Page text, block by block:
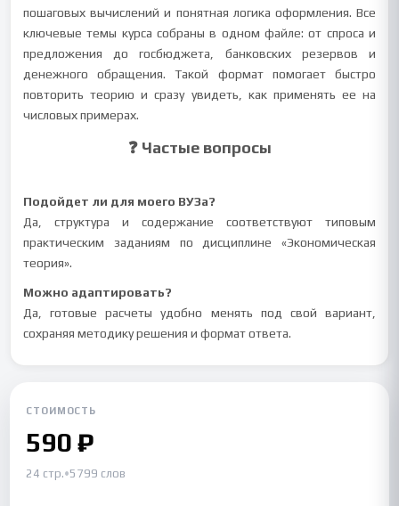
пошаговых вычислений и понятная логика оформления. Все
ключевые темы курса собраны в одном файле: от спроса и
предложения до госбюджета, банковских резервов и
денежного обращения. Такой формат помогает быстро
повторить теорию и сразу увидеть, как применять ее на
числовых примерах.
❓ Частые вопросы
Подойдет ли для моего ВУЗа?
Да, структура и содержание соответствуют типовым
практическим заданиям по дисциплине «Экономическая
теория».
Можно адаптировать?
Да, готовые расчеты удобно менять под свой вариант,
сохраняя методику решения и формат ответа.
СТОИМОСТЬ
590 ₽
24 стр.•5799 слов